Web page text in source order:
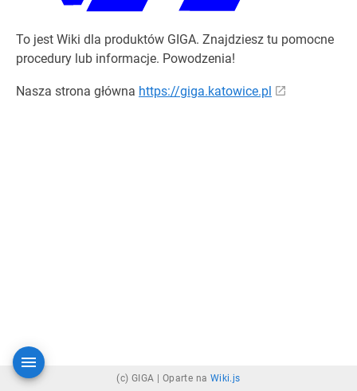
To jest Wiki dla produktów GIGA. Znajdziesz tu pomocne
procedury lub informacje. Powodzenia!
Nasza strona główna https://giga.katowice.pl
(c) GIGA | Oparte na Wiki.js